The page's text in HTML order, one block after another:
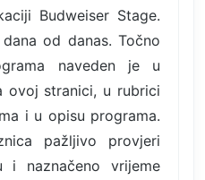
Budweiser Stage.
od danas. Točno
naveden je u
ovoj stranici, u rubrici
i u opisu programa.
pažljivo provjeri
naznačeno vrijeme